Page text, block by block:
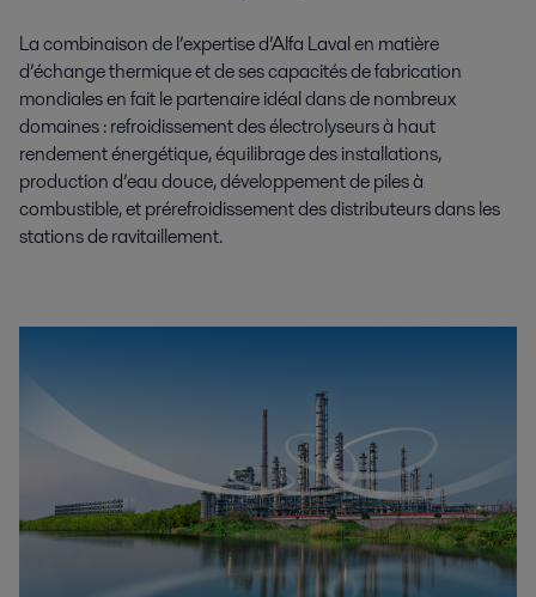
La combinaison de l’expertise d’Alfa Laval en matière
d’échange thermique et de ses capacités de fabrication
mondiales en fait le partenaire idéal dans de nombreux
domaines : refroidissement des électrolyseurs à haut
rendement énergétique, équilibrage des installations,
production d’eau douce, développement de piles à
combustible, et prérefroidissement des distributeurs dans les
stations de ravitaillement.